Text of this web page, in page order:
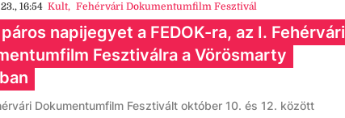
16:54 Kult, Fehérvári Dokumentumfilm Fesztivál
napijegyet a FEDOK-ra, az I. Fehérvári
Fesztiválra a Vörösmarty
Dokumentumfilm Fesztivált október 10. és 12. között